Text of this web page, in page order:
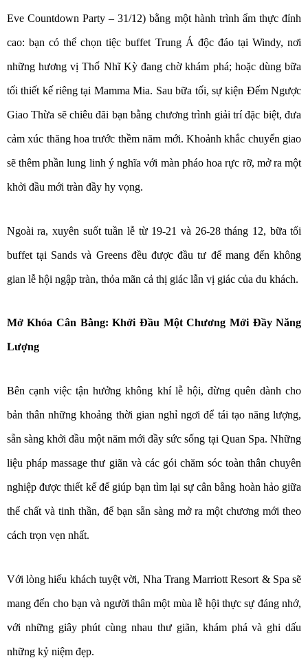
Eve Countdown Party – 31/12) bằng một hành trình ẩm thực đỉnh
cao: bạn có thể chọn tiệc buffet Trung Á độc đáo tại Windy, nơi
những hương vị Thổ Nhĩ Kỳ đang chờ khám phá; hoặc dùng bữa
tối thiết kế riêng tại Mamma Mia. Sau bữa tối, sự kiện Đếm Ngược
Giao Thừa sẽ chiêu đãi bạn bằng chương trình giải trí đặc biệt, đưa
cảm xúc thăng hoa trước thềm năm mới. Khoảnh khắc chuyển giao
sẽ thêm phần lung linh ý nghĩa với màn pháo hoa rực rỡ, mở ra một
khởi đầu mới tràn đầy hy vọng.
Ngoài ra, xuyên suốt tuần lễ từ 19-21 và 26-28 tháng 12, bữa tối
buffet tại Sands và Greens đều được đầu tư để mang đến không
gian lễ hội ngập tràn, thỏa mãn cả thị giác lẫn vị giác của du khách.
Mở Khóa Cân Bằng: Khởi Đầu Một Chương Mới Đầy Năng
Lượng
Bên cạnh việc tận hưởng không khí lễ hội, đừng quên dành cho
bản thân những khoảng thời gian nghỉ ngơi để tái tạo năng lượng,
sẵn sàng khởi đầu một năm mới đầy sức sống tại Quan Spa. Những
liệu pháp massage thư giãn và các gói chăm sóc toàn thân chuyên
nghiệp được thiết kế để giúp bạn tìm lại sự cân bằng hoàn hảo giữa
thể chất và tinh thần, để bạn sẵn sàng mở ra một chương mới theo
cách trọn vẹn nhất.
Với lòng hiếu khách tuyệt vời, Nha Trang Marriott Resort & Spa sẽ
mang đến cho bạn và người thân một mùa lễ hội thực sự đáng nhớ,
với những giây phút cùng nhau thư giãn, khám phá và ghi dấu
những kỷ niệm đẹp.